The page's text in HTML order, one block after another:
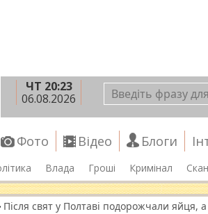
ЧТ 20:23
06.08.2026
Фото Відео Блоги
Влада Гроші Кримінал
Після свят у Полтаві подорожчали